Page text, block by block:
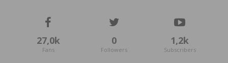
27,0k
Fans
0
Followers
1,2k
Subscribers